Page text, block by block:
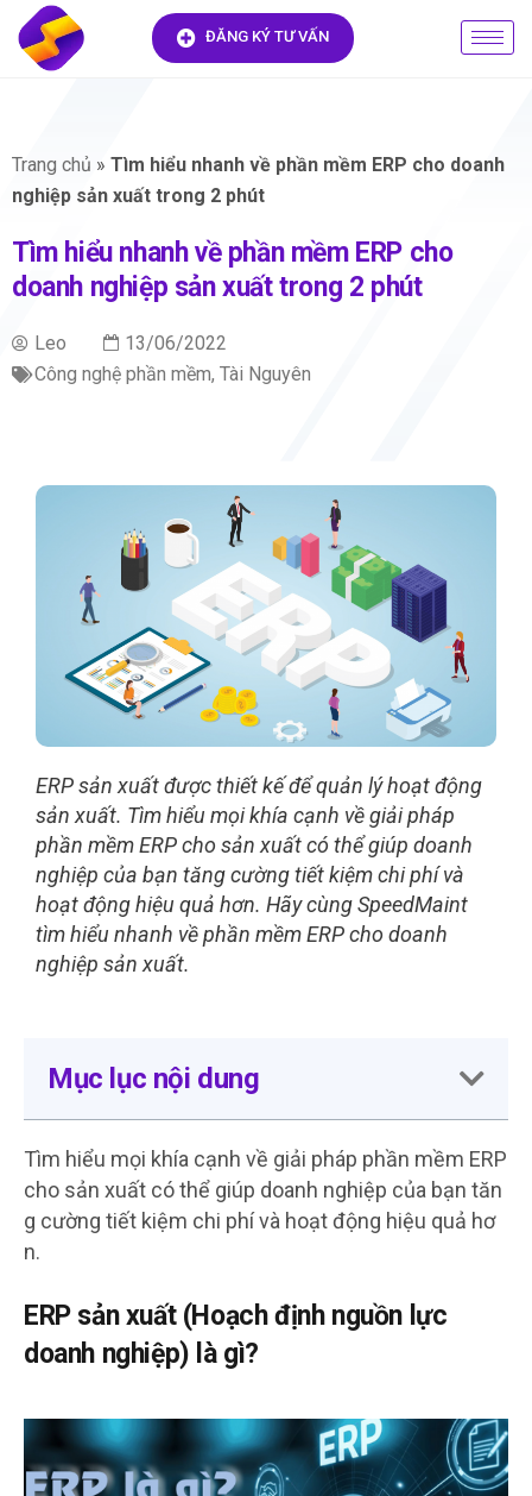
ĐĂNG KÝ TƯ VẤN
Trang chủ » Tìm hiểu nhanh về phần mềm ERP cho doanh
nghiệp sản xuất trong 2 phút
Tìm hiểu nhanh về phần mềm ERP cho
doanh nghiệp sản xuất trong 2 phút
Leo
13/06/2022
Công nghệ phần mềm, Tài Nguyên
ERP sản xuất được thiết kế để quản lý hoạt động
sản xuất. Tìm hiểu mọi khía cạnh về giải pháp
phần mềm ERP cho sản xuất có thể giúp doanh
nghiệp của bạn tăng cường tiết kiệm chi phí và
hoạt động hiệu quả hơn. Hãy cùng SpeedMaint
tìm hiểu nhanh về phần mềm ERP cho doanh
nghiệp sản xuất.
Mục lục nội dung
Tìm hiểu mọi khía cạnh về giải pháp phần mềm ERP
cho sản xuất có thể giúp doanh nghiệp của bạn tăn
g cường tiết kiệm chi phí và hoạt động hiệu quả hơ
n.
ERP sản xuất (Hoạch định nguồn lực
doanh nghiệp) là gì?